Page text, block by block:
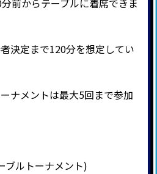
前からテーブルに着席できま
決定まで120分を想定してい
ナメントは最大5回まで参加
ブルトーナメント)